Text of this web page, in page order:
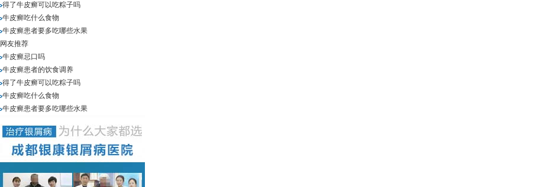
得了牛皮癣可以吃粽子吗
牛皮癣吃什么食物
牛皮癣患者要多吃哪些水果
网友推荐
牛皮癣忌口吗
牛皮癣患者的饮食调养
得了牛皮癣可以吃粽子吗
牛皮癣吃什么食物
牛皮癣患者要多吃哪些水果